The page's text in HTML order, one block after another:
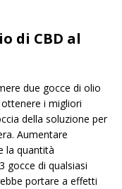
di CBD al
due gocce di olio
ottenere i migliori
della soluzione per
Aumentare
la quantità
gocce di qualsiasi
portare a effetti